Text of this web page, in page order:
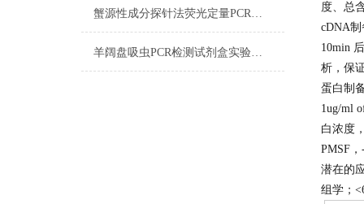
蟹源性成分探针法荧光定量PCR试剂盒实验注意事项
羊阔盘吸虫PCR检测试剂盒实验注意事项
度、总
cDNA制
10min
析，保
蛋白制
1ug/ml
白浓度
PMSF
潜在的
组学；